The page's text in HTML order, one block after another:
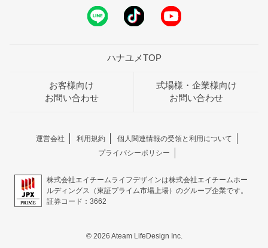
ハナユメTOP
お客様向け
お問い合わせ
式場様・企業様向け
お問い合わせ
運営会社 利用規約
個人関連情報の受領と利用について
プライバシーポリシー
株式会社エイチームライフデザインは株式会社エイチームホー
ルディングス（東証プライム市場上場）のグループ企業です。
証券コード：3662
© 2026 Ateam LifeDesign Inc.